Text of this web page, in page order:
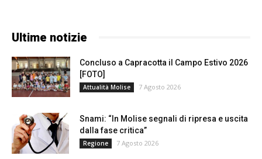
Ultime notizie
Concluso a Capracotta il Campo Estivo 2026
[FOTO]
Attualità Molise 7 Agosto 2026
Snami: “In Molise segnali di ripresa e uscita
dalla fase critica”
Regione 7 Agosto 2026